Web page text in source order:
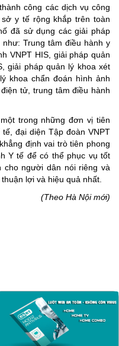
công các dịch vụ công
y tế rộng khắp trên toàn
đã sử dụng các giải pháp
Trung tâm điều hành y
VNPT HIS, giải pháp quản
giải pháp quản lý khoa xét
khoa chẩn đoán hình ảnh
tử, trung tâm điều hành
trong những đơn vị tiên
đại diện Tập đoàn VNPT
định vai trò tiên phong
Y tế để có thể phục vụ tốt
cho người dân nói riêng và
lợi và hiệu quả nhất.
(Theo Hà Nội mới)